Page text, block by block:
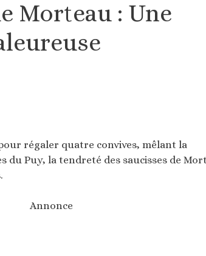
Morteau : Une
régaler quatre convives, mêlant la
du Puy, la tendreté des saucisses de
Annonce